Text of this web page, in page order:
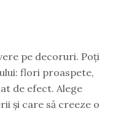
pe decoruri. Poți
flori proaspete,
de efect. Alege
și care să creeze o